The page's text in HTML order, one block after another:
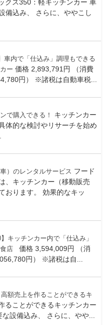
クス350：軽キッチンカー 車
備込み、 さらに、ややこし
車内で「仕込み」調理もできる
ー 価格 2,893,791円 （消費
円） ※諸税は自動車税...
で購入できる！
キッチンカー
体的な検討やリサーチを始め
）のレンタルサービス フード
、キッチンカー（移動販売
おります。 効果的なキッ
キッチンカー内で「仕込み」
店
価格 3,594,009円 （消
円） ※諸税は自...
額売上を作ることができるキ
ることができるキッチンカー
設備込み、 さらに、やや...